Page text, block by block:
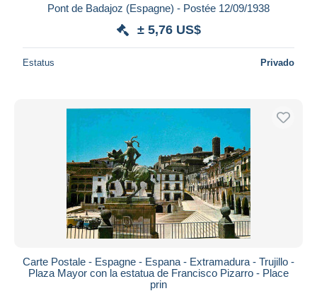
Pont de Badajoz (Espagne) - Postée 12/09/1938
± 5,76 US$
Estatus Privado
Carte Postale - Espagne - Espana - Extramadura - Trujillo -
Plaza Mayor con la estatua de Francisco Pizarro - Place
prin